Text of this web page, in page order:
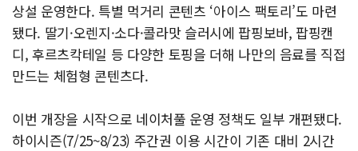
상설 운영한다. 특별 먹거리 콘텐츠 ‘아이스 팩토리’도 마련
됐다. 딸기·오렌지·소다·콜라맛 슬러시에 팝핑보바, 팝핑캔
디, 후르츠칵테일 등 다양한 토핑을 더해 나만의 음료를 직접
만드는 체험형 콘텐츠다.
이번 개장을 시작으로 네이처풀 운영 정책도 일부 개편됐다.
하이시즌(7/25~8/23) 주간권 이용 시간이 기존 대비 2시간